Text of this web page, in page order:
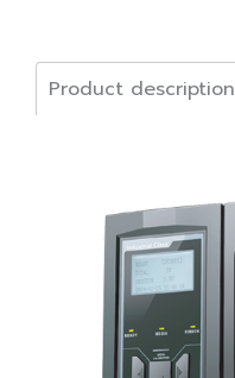
Product description